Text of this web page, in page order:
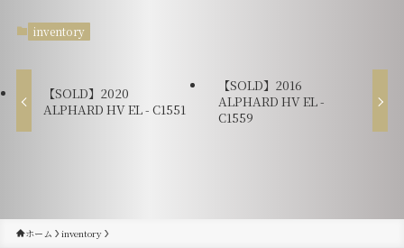
inventory
【SOLD】2020
ALPHARD HV EL - C1551
【SOLD】2016
ALPHARD HV EL -
C1559
ホーム inventory